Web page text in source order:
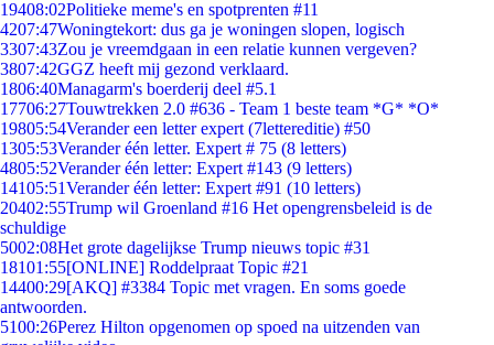
19408:02Politieke meme's en spotprenten #11
4207:47Woningtekort: dus ga je woningen slopen, logisch
3307:43Zou je vreemdgaan in een relatie kunnen vergeven?
3807:42GGZ heeft mij gezond verklaard.
1806:40Managarm's boerderij deel #5.1
17706:27Touwtrekken 2.0 #636 - Team 1 beste team *G* *O*
19805:54Verander een letter expert (7lettereditie) #50
1305:53Verander één letter. Expert # 75 (8 letters)
4805:52Verander één letter: Expert #143 (9 letters)
14105:51Verander één letter: Expert #91 (10 letters)
20402:55Trump wil Groenland #16 Het opengrensbeleid is de
schuldige
5002:08Het grote dagelijkse Trump nieuws topic #31
18101:55[ONLINE] Roddelpraat Topic #21
14400:29[AKQ] #3384 Topic met vragen. En soms goede
antwoorden.
5100:26Perez Hilton opgenomen op spoed na uitzenden van